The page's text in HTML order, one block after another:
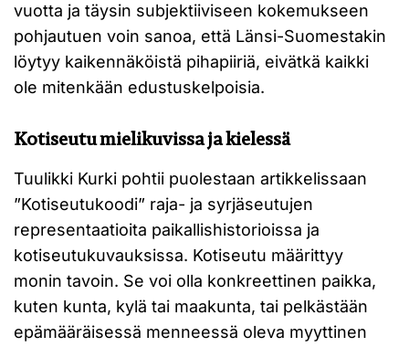
vuotta ja täysin subjektiiviseen kokemukseen
pohjautuen voin sanoa, että Länsi-Suomestakin
löytyy kaikennäköistä pihapiiriä, eivätkä kaikki
ole mitenkään edustuskelpoisia.
Kotiseutu mielikuvissa ja kielessä
Tuulikki Kurki pohtii puolestaan artikkelissaan
”Kotiseutukoodi” raja- ja syrjäseutujen
representaatioita paikallishistorioissa ja
kotiseutukuvauksissa. Kotiseutu määrittyy
monin tavoin. Se voi olla konkreettinen paikka,
kuten kunta, kylä tai maakunta, tai pelkästään
epämääräisessä menneessä oleva myyttinen